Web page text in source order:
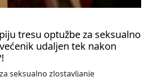
tresu optužbe za seksualno
udaljen tek nakon
seksualno zlostavljanje